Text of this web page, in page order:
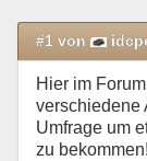
#1 von
Hier im
verschiedene
Umfrage um
zu bekommen!